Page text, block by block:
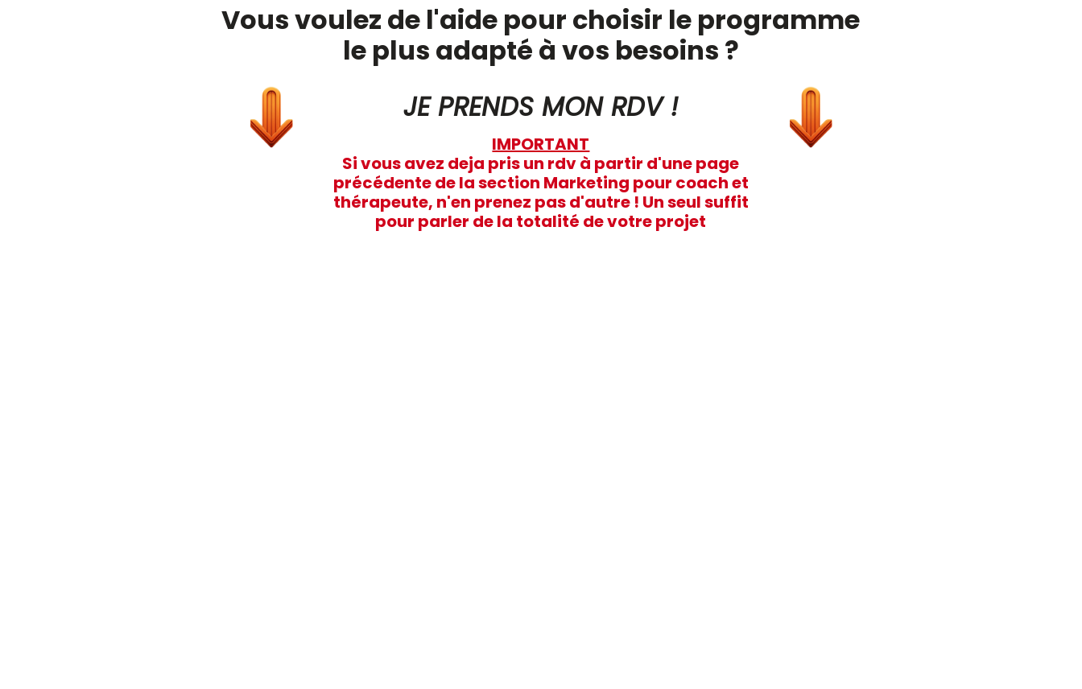
Vous voulez de l'aide pour choisir le programme
le plus adapté à vos besoins ?
JE PRENDS MON RDV !
IMPORTANT
Si vous avez deja pris un rdv à partir d'une page
précédente de la section Marketing pour coach et
thérapeute, n'en prenez pas d'autre ! Un seul suffit
pour parler de la totalité de votre projet